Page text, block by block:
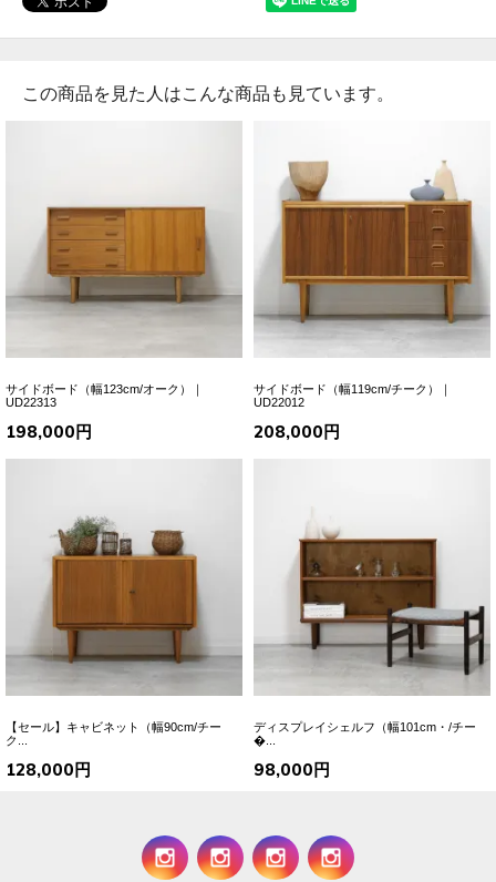
この商品を見た人はこんな商品も見ています。
サイドボード（幅123cm/オーク）｜
UD22313
198,000円
サイドボード（幅119cm/チーク）｜
UD22012
208,000円
【セール】キャビネット（幅90cm/チー
ク...
128,000円
ディスプレイシェルフ（幅101cm・/チー
�...
98,000円